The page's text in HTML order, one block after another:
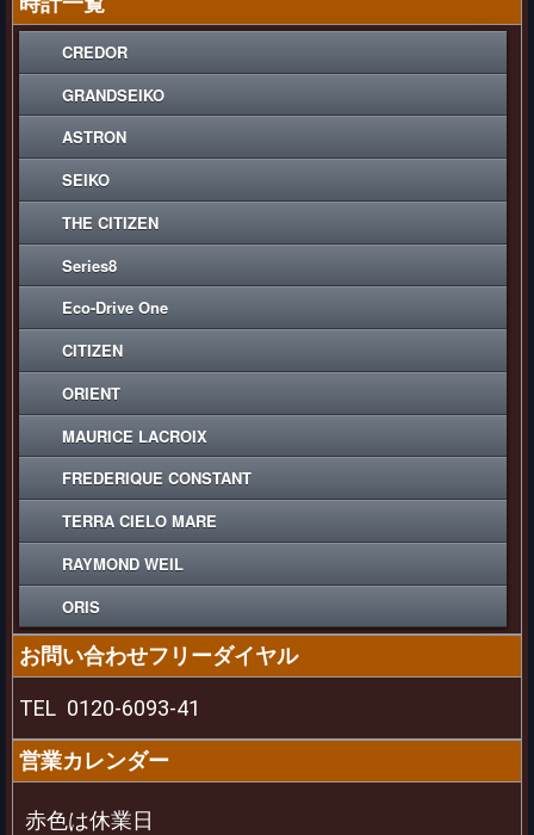
CREDOR
GRANDSEIKO
ASTRON
SEIKO
THE CITIZEN
Series8
Eco-Drive One
CITIZEN
ORIENT
MAURICE LACROIX
FREDERIQUE CONSTANT
TERRA CIELO MARE
RAYMOND WEIL
ORIS
お問い合わせフリーダイヤル
TEL 0120-6093-41
営業カレンダー
赤色は休業日